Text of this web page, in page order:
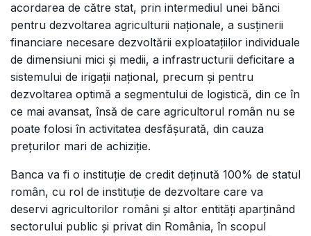
acordarea de către stat, prin intermediul unei bănci
pentru dezvoltarea agriculturii naționale, a susținerii
financiare necesare dezvoltării exploataţiilor individuale
de dimensiuni mici și medii, a infrastructurii deficitare a
sistemului de irigaţii național, precum și pentru
dezvoltarea optimă a segmentului de logistică, din ce în
ce mai avansat, însă de care agricultorul român nu se
poate folosi în activitatea desfășurată, din cauza
prețurilor mari de achiziție.
Banca va fi o instituție de credit deținută 100% de statul
român, cu rol de instituție de dezvoltare care va
deservi agricultorilor români și altor entități aparținând
sectorului public și privat din România, în scopul